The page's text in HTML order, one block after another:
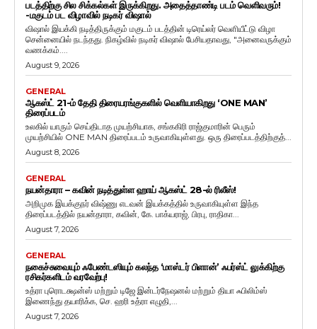
படத்திற்கு சில சிக்கல்கள் இருக்கிறது. அதைத்தாண்டி படம் வெளிவரும்!
-மகுடம் பட விழாவில் நடிகர் விஷால்
விஷால் இயக்கி நடித்திருக்கும் மகுடம் படத்தின் டிரெய்லர் வெளியீட்டு விழா
சென்னையில் நடந்தது. நிகழ்வில் நடிகர் விஷால் பேசியதாவது, "அனைவருக்கும்
வணக்கம்....
August 9, 2026
GENERAL
ஆகஸ்ட் 21-ம் தேதி திரையரங்குகளில் வெளியாகிறது ‘ONE MAN’
திரைப்படம்
உலகில் யாரும் செய்திடாத முயற்சியாக, சங்ககிரி ராஜ்குமாரின் பெரும்
முயற்சியில் ONE MAN திரைப்படம் உருவாகியுள்ளது. ஒரு திரைப்படத்திற்குத்...
August 8, 2026
GENERAL
நயன்தாரா – கவின் நடித்துள்ள ஹாய் ஆகஸ்ட் 28-ல் ரிலீஸ்!
அறிமுக இயக்குநர் விஷ்ணு எடவன் இயக்கத்தில் உருவாகியுள்ள இந்த
திரைப்படத்தில் நயன்தாரா, கவின், கே. பாக்யராஜ், பிரபு, ராதிகா...
August 7, 2026
GENERAL
நகைச்சுவையும் ஃபேண்டஸியும் கலந்த ‘மாஸ்டர் பிளான்’ ஃபர்ஸ்ட் லுக்கிற்கு
ரசிகர்களிடம் வரவேற்பு!
உத்ரா புரொடக்ஷன்ஸ் மற்றும் டிஜே இன்டர்நேஷனல் மற்றும் தியா ஃபிலிம்ஸ்
இணைந்து தயாரிக்க, செ. ஹரி உத்ரா எழுதி,...
August 7, 2026